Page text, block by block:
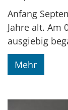
Anfang
Jahre alt. Am
ausgiebig
Mehr